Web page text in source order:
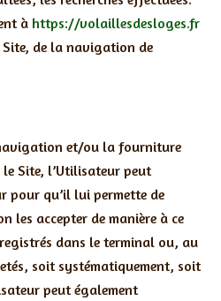
à https://volaillesdesloges.fr
Site, de la navigation de
et/ou la fourniture
Site, l’Utilisateur peut
pour qu’il lui permette de
les accepter de manière à ce
dans le terminal ou, au
soit systématiquement, soit
peut également